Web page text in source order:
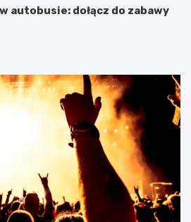
autobusie: dołącz do zabawy